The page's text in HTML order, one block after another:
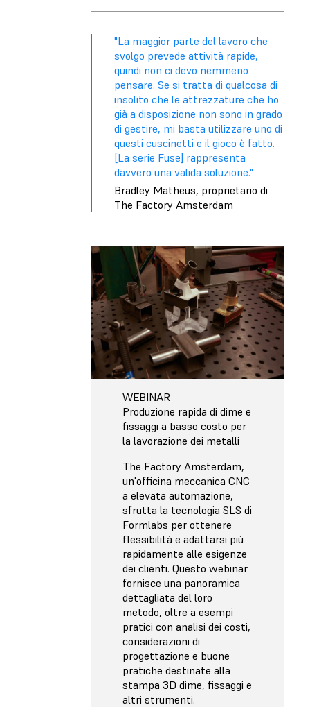
"La maggior parte del lavoro che
svolgo prevede attività rapide,
quindi non ci devo nemmeno
pensare. Se si tratta di qualcosa di
insolito che le attrezzature che ho
già a disposizione non sono in grado
di gestire, mi basta utilizzare uno di
questi cuscinetti e il gioco è fatto.
[La serie Fuse] rappresenta
davvero una valida soluzione."
Bradley Matheus, proprietario di
The Factory Amsterdam
WEBINAR
Produzione rapida di dime e
fissaggi a basso costo per
la lavorazione dei metalli
The Factory Amsterdam,
un'officina meccanica CNC
a elevata automazione,
sfrutta la tecnologia SLS di
Formlabs per ottenere
flessibilità e adattarsi più
rapidamente alle esigenze
dei clienti. Questo webinar
fornisce una panoramica
dettagliata del loro
metodo, oltre a esempi
pratici con analisi dei costi,
considerazioni di
progettazione e buone
pratiche destinate alla
stampa 3D dime, fissaggi e
altri strumenti.